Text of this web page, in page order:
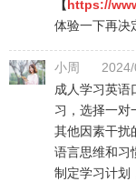
【https://
体验一下再决
小周
成人学习英语
习，选择一对
其他因素干扰
语言思维和习
制定学习计划